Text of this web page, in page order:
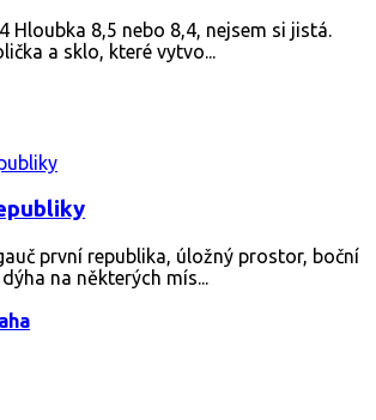
Hloubka 8,5 nebo 8,4, nejsem si jistá.
a sklo, které vytvo...
první republika, úložný prostor, boční
na některých mís...